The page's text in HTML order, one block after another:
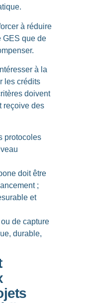
à réduire
GES que de
à la
les crédits
doivent
reçoive des
protocoles
doit être
;
et
de capture
durable,